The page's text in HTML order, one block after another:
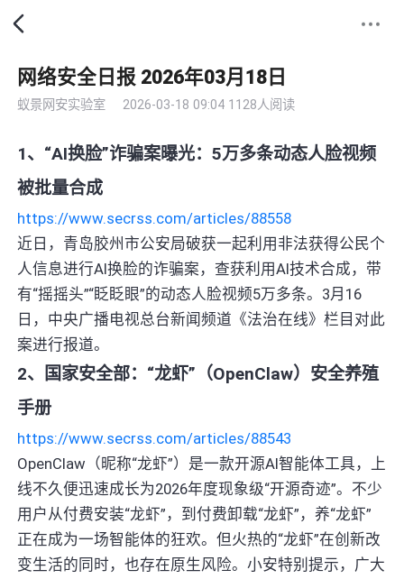
网络安全日报 2026年03月18日
蚁景网安实验室 2026-03-18 09:04 1128人阅读
1、“AI换脸”诈骗案曝光：5万多条动态人脸视频
被批量合成
https://www.secrss.com/articles/88558
近日，青岛胶州市公安局破获一起利用非法获得公民个
人信息进行AI换脸的诈骗案，查获利用AI技术合成，带
有“摇摇头”“眨眨眼”的动态人脸视频5万多条。3月16
日，中央广播电视总台新闻频道《法治在线》栏目对此
案进行报道。
2、国家安全部：“龙虾”（OpenClaw）安全养殖
手册
https://www.secrss.com/articles/88543
OpenClaw（昵称“龙虾”）是一款开源AI智能体工具，上
线不久便迅速成长为2026年度现象级“开源奇迹”。不少
用户从付费安装“龙虾”，到付费卸载“龙虾”，养“龙虾”
正在成为一场智能体的狂欢。但火热的“龙虾”在创新改
变生活的同时，也存在原生风险。小安特别提示，广大